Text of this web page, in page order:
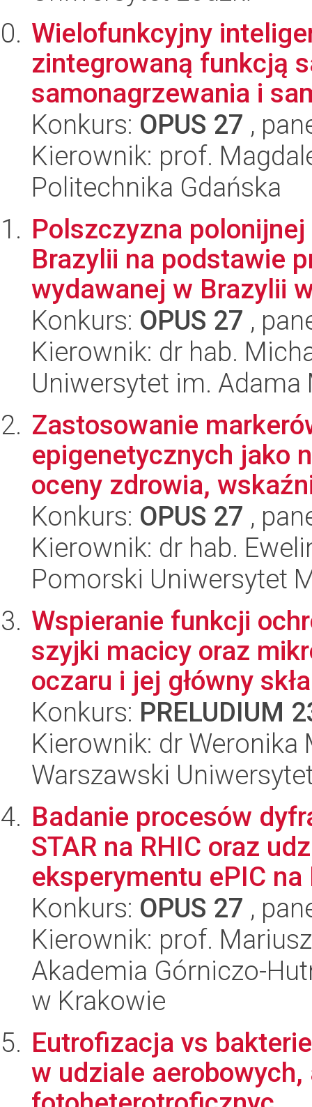
Wielofunkcyjny
zintegrowaną funkcją
samonagrzewania i
Konkurs: OPUS 27 ,
Kierownik: prof.
Politechnika Gdańska
Polszczyzna
Brazylii na podstawie
wydawanej w Brazylii
Konkurs: OPUS 27 ,
Kierownik: dr hab.
Uniwersytet im.
Zastosowanie
epigenetycznych jako
oceny zdrowia,
Konkurs: OPUS 27 ,
Kierownik: dr hab.
Pomorski Uniwersytet
Wspieranie funkcji
szyjki macicy oraz
oczaru i jej główny
Konkurs: PRELUDIUM
Kierownik: dr
Warszawski
Badanie procesów
STAR na RHIC oraz
eksperymentu ePIC na
Konkurs: OPUS 27 ,
Kierownik: prof.
Akademia Górniczo-
w Krakowie
Eutrofizacja vs
w udziale